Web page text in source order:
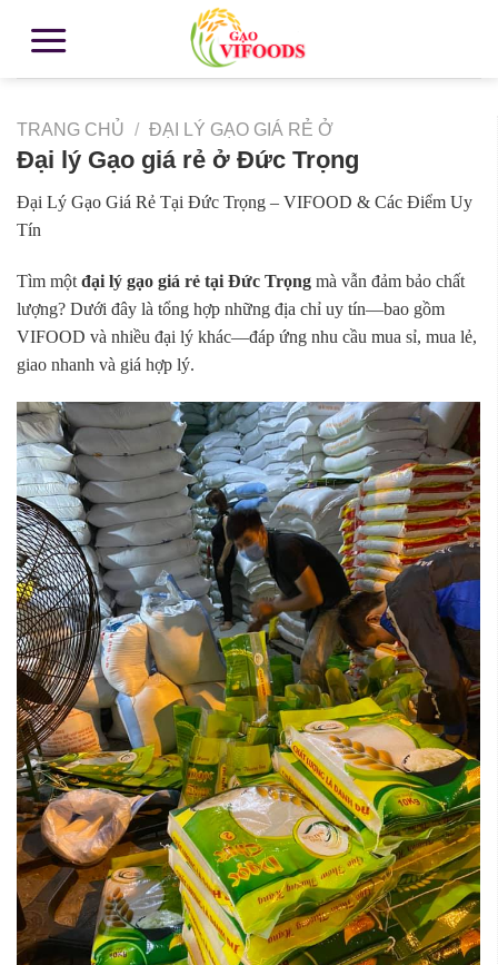
TRANG CHỦ / ĐẠI LÝ GẠO GIÁ RẺ Ở
Đại lý Gạo giá rẻ ở Đức Trọng
Đại Lý Gạo Giá Rẻ Tại Đức Trọng – VIFOOD & Các Điểm Uy
Tín
Tìm một đại lý gạo giá rẻ tại Đức Trọng mà vẫn đảm bảo chất
lượng? Dưới đây là tổng hợp những địa chỉ uy tín—bao gồm
VIFOOD và nhiều đại lý khác—đáp ứng nhu cầu mua sỉ, mua lẻ,
giao nhanh và giá hợp lý.